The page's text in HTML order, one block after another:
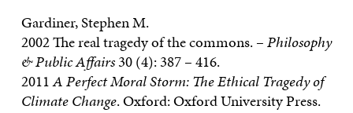
Gardiner, Stephen M.
2002 The real tragedy of the commons. –Philosophy
& Public Affairs30 (4): 387 – 416.
2011A Perfect Moral Storm: The Ethical Tragedy of
Climate Change. Oxford: Oxford University Press.